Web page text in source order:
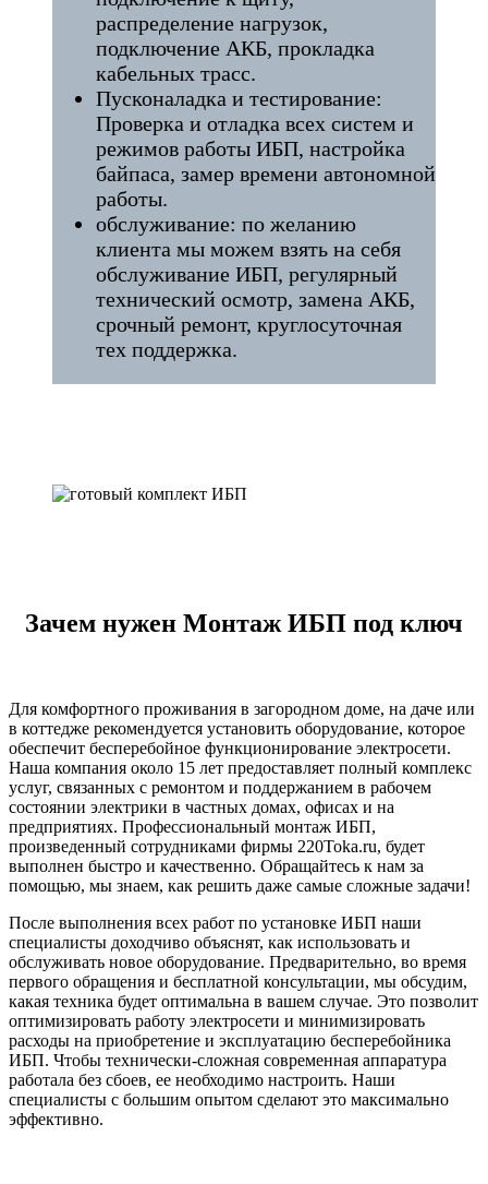
распределение нагрузок,
подключение АКБ, прокладка
кабельных трасс.
Пусконаладка и тестирование:
Проверка и отладка всех систем и
режимов работы ИБП, настройка
байпаса, замер времени автономной
работы.
обслуживание: по желанию
клиента мы можем взять на себя
обслуживание ИБП, регулярный
технический осмотр, замена АКБ,
срочный ремонт, круглосуточная
тех поддержка.
Зачем нужен Монтаж ИБП под ключ
Для комфортного проживания в загородном доме, на даче или
в коттедже рекомендуется установить оборудование, которое
обеспечит бесперебойное функционирование электросети.
Наша компания около 15 лет предоставляет полный комплекс
услуг, связанных с ремонтом и поддержанием в рабочем
состоянии электрики в частных домах, офисах и на
предприятиях. Профессиональный монтаж ИБП,
произведенный сотрудниками фирмы 220Toka.ru, будет
выполнен быстро и качественно. Обращайтесь к нам за
помощью, мы знаем, как решить даже самые сложные задачи!
После выполнения всех работ по установке ИБП наши
специалисты доходчиво объяснят, как использовать и
обслуживать новое оборудование. Предварительно, во время
первого обращения и бесплатной консультации, мы обсудим,
какая техника будет оптимальна в вашем случае. Это позволит
оптимизировать работу электросети и минимизировать
расходы на приобретение и эксплуатацию бесперебойника
ИБП. Чтобы технически-сложная современная аппаратура
работала без сбоев, ее необходимо настроить. Наши
специалисты с большим опытом сделают это максимально
эффективно.